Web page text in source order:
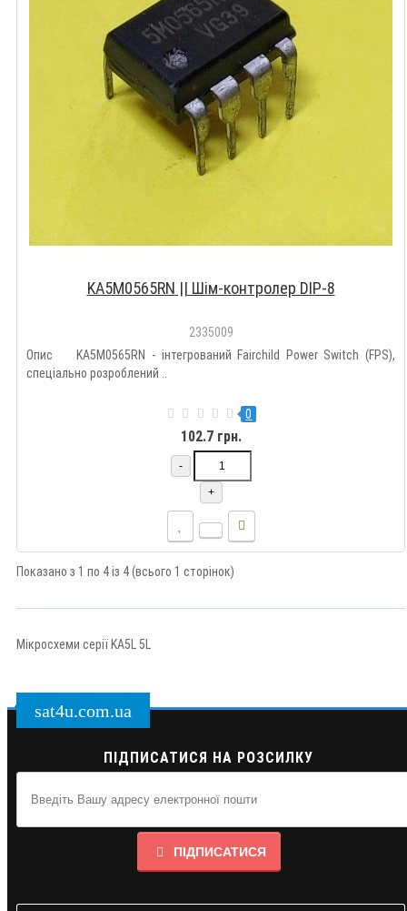
KA5M0565RN || Шім-контролер DIP-8
2335009
Опис KA5M0565RN - інтегрований Fairchild Power Switch (FPS),
спеціально розроблений ..
0
102.7 грн.
-
+
Показано з 1 по 4 із 4 (всього 1 сторінок)
Мікросхеми серії KA5L 5L
sat4u.com.ua
ПІДПИСАТИСЯ НА РОЗСИЛКУ
ПІДПИСАТИСЯ